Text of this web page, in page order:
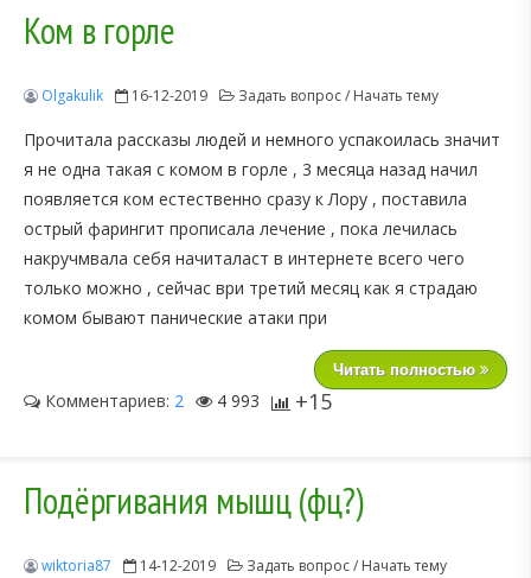
Ком в горле
Olgakulik 16-12-2019 Задать вопрос / Начать тему
Прочитала рассказы людей и немного успакоилась значит
я не одна такая с комом в горле , 3 месяца назад начил
появляется ком естественно сразу к Лору , поставила
острый фарингит прописала лечение , пока лечилась
накручмвала себя начиталаст в интернете всего чего
только можно , сейчас ври третий месяц как я страдаю
комом бывают панические атаки при
Читать полностью
Комментариев: 2 4 993 +15
Подёргивания мышц (фц?)
wiktoria87 14-12-2019 Задать вопрос / Начать тему